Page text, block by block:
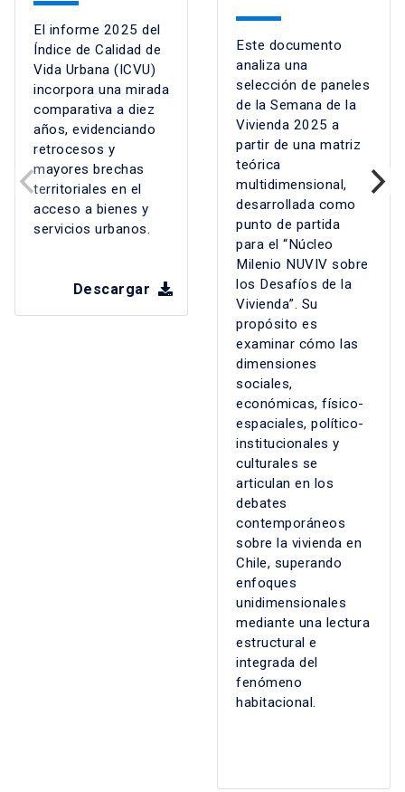
El informe 2025 del
Índice de Calidad de
Vida Urbana (ICVU)
incorpora una mirada
comparativa a diez
años, evidenciando
retrocesos y
mayores brechas
territoriales en el
acceso a bienes y
servicios urbanos.
Descargar
Este documento
analiza una
selección de paneles
de la Semana de la
Vivienda 2025 a
partir de una matriz
teórica
multidimensional,
desarrollada como
punto de partida
para el “Núcleo
Milenio NUVIV sobre
los Desafíos de la
Vivienda”. Su
propósito es
examinar cómo las
dimensiones
sociales,
económicas, físico-
espaciales, político-
institucionales y
culturales se
articulan en los
debates
contemporáneos
sobre la vivienda en
Chile, superando
enfoques
unidimensionales
mediante una lectura
estructural e
integrada del
fenómeno
habitacional.